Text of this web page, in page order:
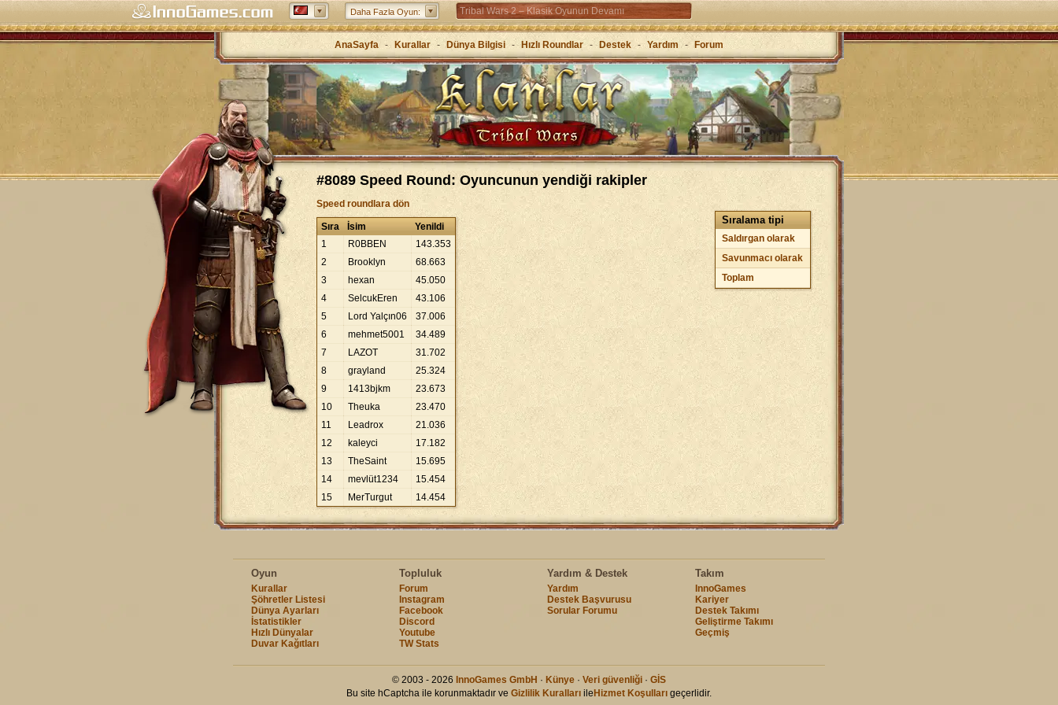
Daha Fazla Oyun: Tribal Wars 2 – Klasik Oyunun Devamı
Forge of Empires – Stratejiyle çağları atla
Grepolis – Antik Yunan’da krallığını kur
AnaSayfa - Kurallar - Dünya Bilgisi - Hızlı Roundlar - Destek - Yardım - Forum
#8089 Speed Round: Oyuncunun yendiği rakipler
Speed roundlara dön
Sıralama tipi
Saldırgan olarak
Savunmacı olarak
Toplam
Sıra İsim
Yenildi
1
R0BBEN 143.353
2
Brooklyn 68.663
3
hexan 45.050
4
SelcukEren 43.106
5
Lord Yalçın06 37.006
6
mehmet5001 34.489
7
LAZOT 31.702
8
grayland 25.324
9
1413bjkm 23.673
10
Theuka 23.470
11
Leadrox 21.036
12
kaleyci 17.182
13
TheSaint 15.695
14
mevlüt1234 15.454
15
MerTurgut 14.454
Oyun
Kurallar
Şöhretler Listesi
Dünya Ayarları
İstatistikler
Hızlı Dünyalar
Duvar Kağıtları
Topluluk
Forum
Instagram
Facebook
Discord
Youtube
TW Stats
Yardım & Destek
Yardım
Destek Başvurusu
Sorular Forumu
Takım
InnoGames
Kariyer
Destek Takımı
Geliştirme Takımı
Geçmiş
© 2003 - 2026 InnoGames GmbH · Künye · Veri güvenliği · GİS
Bu site hCaptcha ile korunmaktadır ve Gizlilik Kuralları ile Hizmet Koşulları geçerlidir.